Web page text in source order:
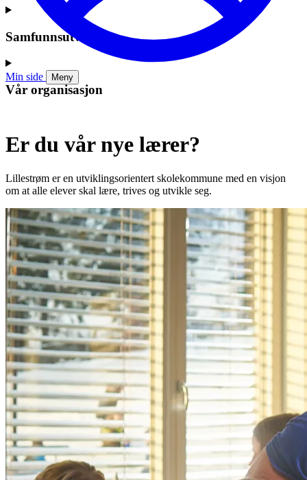
Min side Meny
Samfunnsutvikling
Vår organisasjon
Er du vår nye lærer?
Lillestrøm er en utviklingsorientert skolekommune med en visjon
om at alle elever skal lære, trives og utvikle seg.